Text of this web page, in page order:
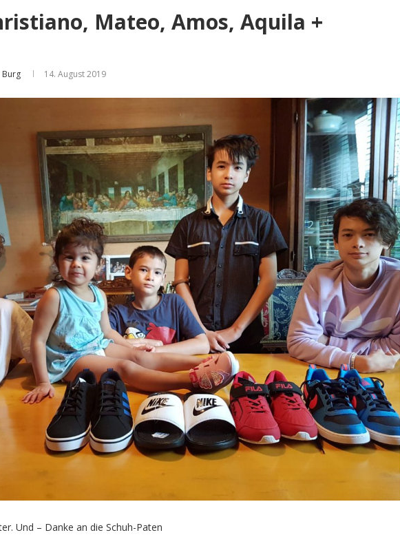
Mateo, Amos, Aquila +
Burg 14. August 2019
Und – Danke an die Schuh-Paten